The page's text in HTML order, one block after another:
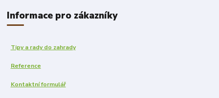
Informace pro zákazníky
Tipy a rady do zahrady
Reference
Kontaktní formulář